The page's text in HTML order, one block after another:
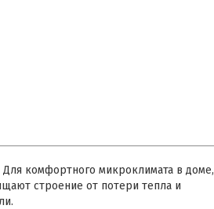
комфортного микроклимата в доме,
строение от потери тепла и